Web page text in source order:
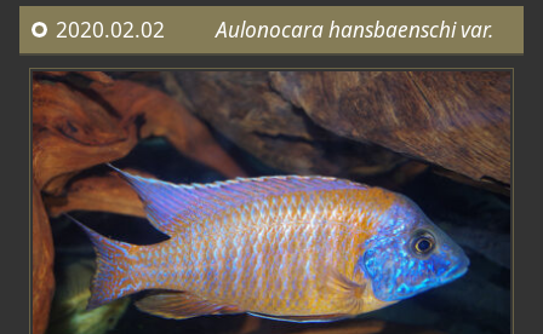
2020.02.02 Aulonocara hansbaenschi var.